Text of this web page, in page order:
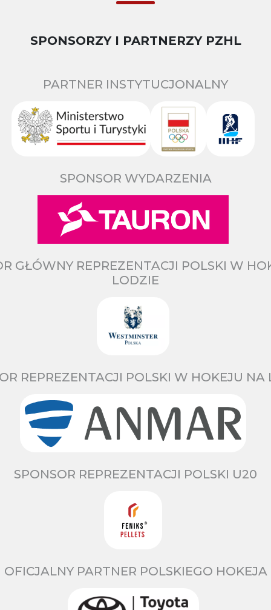
SPONSORZY I PARTNERZY PZHL
PARTNER INSTYTUCJONALNY
SPONSOR WYDARZENIA
GŁÓWNY REPREZENTACJI POLSKI W
LODZIE
REPREZENTACJI POLSKI W HOKEJU NA
SPONSOR REPREZENTACJI POLSKI U20
OFICJALNY PARTNER POLSKIEGO HOKEJA